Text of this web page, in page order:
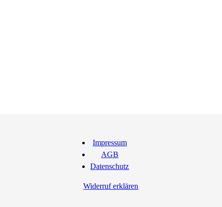
Impressum
AGB
Datenschutz
Widerruf erklären